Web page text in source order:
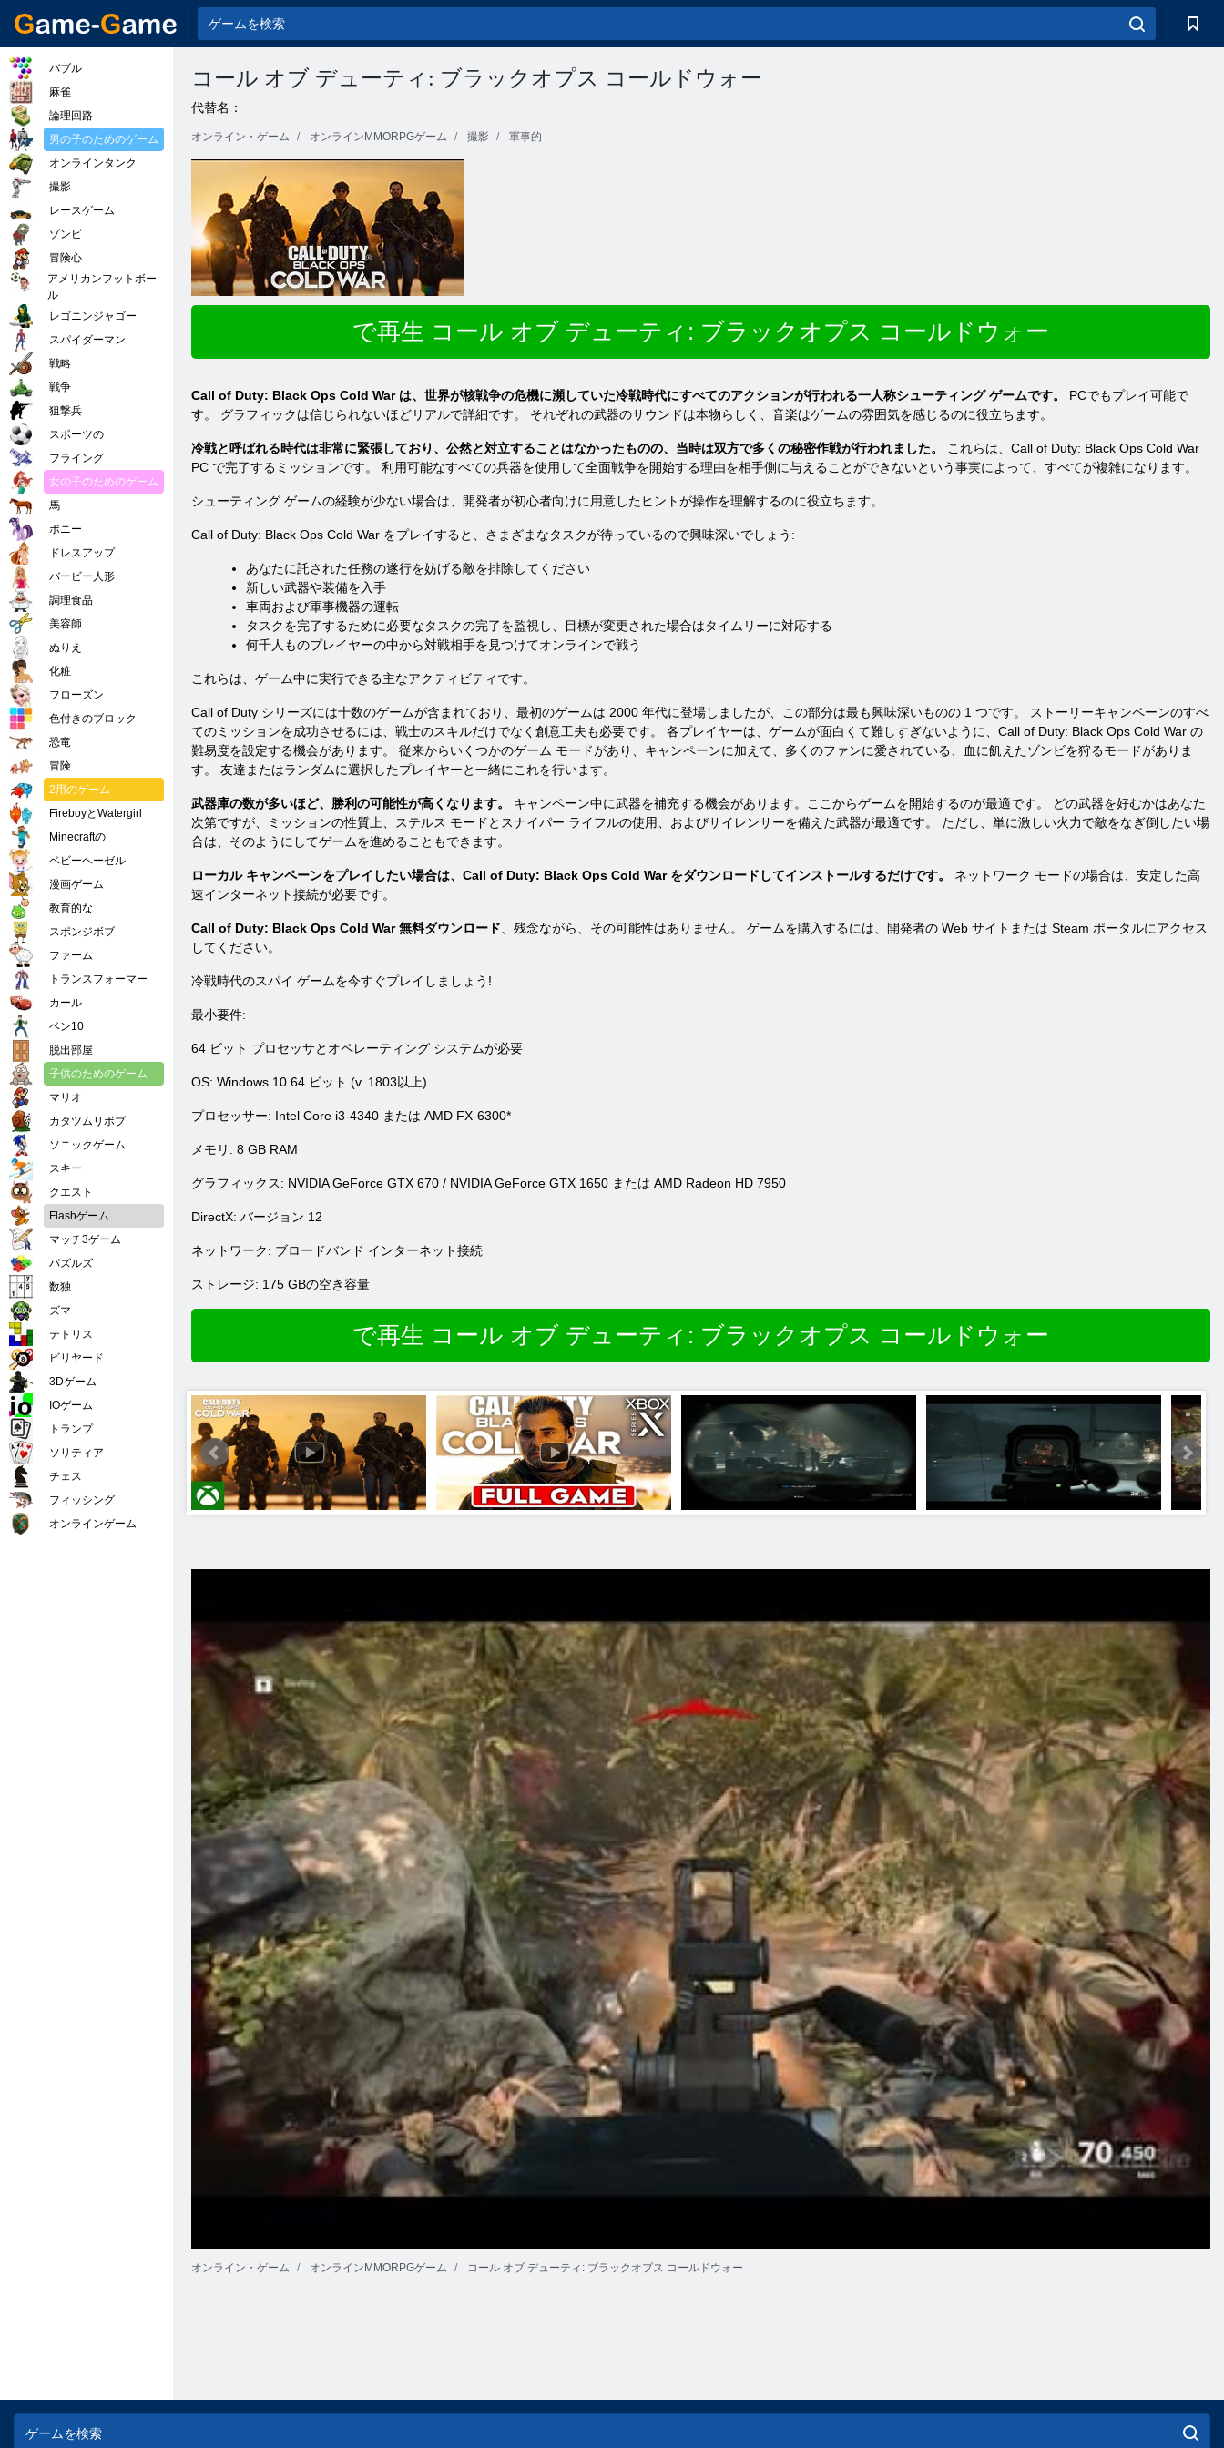
コール オブ デューティ: ブラックオプス コールドウォー
代替名：
オンライン・ゲーム オンラインMMORPGゲーム 撮影 軍事的
で再生 コール オブ デューティ: ブラックオプス コールドウォー
Call of Duty: Black Ops Cold War は、世界が核戦争の危機に瀕していた冷戦時代にすべてのアクションが行われる一人称シューティング ゲームです。
PCでもプレイ可能で
す。 グラフィックは信じられないほどリアルで詳細です。 それぞれの武器のサウンドは本物らしく、音楽はゲームの雰囲気を感じるのに役立ちます。
冷戦と呼ばれる時代は非常に緊張しており、公然と対立することはなかったものの、当時は双方で多くの秘密作戦が行われました。
これらは、Call of Duty: Black Ops Cold War
PC で完了するミッションです。 利用可能なすべての兵器を使用して全面戦争を開始する理由を相手側に与えることができないという事実によって、すべてが複雑になります。
シューティング ゲームの経験が少ない場合は、開発者が初心者向けに用意したヒントが操作を理解するのに役立ちます。
Call of Duty: Black Ops Cold War をプレイすると、さまざまなタスクが待っているので興味深いでしょう:
あなたに託された任務の遂行を妨げる敵を排除してください
新しい武器や装備を入手
車両および軍事機器の運転
タスクを完了するために必要なタスクの完了を監視し、目標が変更された場合はタイムリーに対応する
何千人ものプレイヤーの中から対戦相手を見つけてオンラインで戦う
これらは、ゲーム中に実行できる主なアクティビティです。
Call of Duty シリーズには十数のゲームが含まれており、最初のゲームは 2000 年代に登場しましたが、この部分は最も興味深いものの 1 つです。 ストーリーキャンペーンのすべ
てのミッションを成功させるには、戦士のスキルだけでなく創意工夫も必要です。 各プレイヤーは、ゲームが面白くて難しすぎないように、Call of Duty: Black Ops Cold War の
難易度を設定する機会があります。 従来からいくつかのゲーム モードがあり、キャンペーンに加えて、多くのファンに愛されている、血に飢えたゾンビを狩るモードがありま
す。 友達またはランダムに選択したプレイヤーと一緒にこれを行います。
武器庫の数が多いほど、勝利の可能性が高くなります。
キャンペーン中に武器を補充する機会があります。ここからゲームを開始するのが最適です。 どの武器を好むかはあなた
次第ですが、ミッションの性質上、ステルス モードとスナイパー ライフルの使用、およびサイレンサーを備えた武器が最適です。 ただし、単に激しい火力で敵をなぎ倒したい場
合は、そのようにしてゲームを進めることもできます。
ローカル キャンペーンをプレイしたい場合は、Call of Duty: Black Ops Cold War をダウンロードしてインストールするだけです。
ネットワーク モードの場合は、安定した高
速インターネット接続が必要です。
Call of Duty: Black Ops Cold War 無料ダウンロード 、残念ながら、その可能性はありません。 ゲームを購入するには、開発者の Web サイトまたは Steam ポータルにアクセス
してください。
冷戦時代のスパイ ゲームを今すぐプレイしましょう!
最小要件:
64 ビット プロセッサとオペレーティング システムが必要
OS: Windows 10 64 ビット (v. 1803以上)
プロセッサー: Intel Core i3-4340 または AMD FX-6300*
メモリ: 8 GB RAM
グラフィックス: NVIDIA GeForce GTX 670 / NVIDIA GeForce GTX 1650 または AMD Radeon HD 7950
DirectX: バージョン 12
ネットワーク: ブロードバンド インターネット接続
ストレージ: 175 GBの空き容量
で再生 コール オブ デューティ: ブラックオプス コールドウォー
オンライン・ゲーム オンラインMMORPGゲーム コール オブ デューティ: ブラックオプス コールドウォー
バブル
麻雀
論理回路
男の子のためのゲーム
オンラインタンク
撮影
レースゲーム
ゾンビ
冒険心
アメリカンフットボー
ル
レゴニンジャゴー
スパイダーマン
戦略
戦争
狙撃兵
スポーツの
フライング
女の子のためのゲーム
馬
ポニー
ドレスアップ
バービー人形
調理食品
美容師
ぬりえ
化粧
フローズン
色付きのブロック
恐竜
冒険
2用のゲーム
FireboyとWatergirl
Minecraftの
ベビーヘーゼル
漫画ゲーム
教育的な
スポンジボブ
ファーム
トランスフォーマー
カール
ベン10
脱出部屋
子供のためのゲーム
マリオ
カタツムリボブ
ソニックゲーム
スキー
クエスト
Flashゲーム
マッチ3ゲーム
パズルズ
数独
ズマ
テトリス
ビリヤード
3Dゲーム
IOゲーム
トランプ
ソリティア
チェス
フィッシング
オンラインゲーム